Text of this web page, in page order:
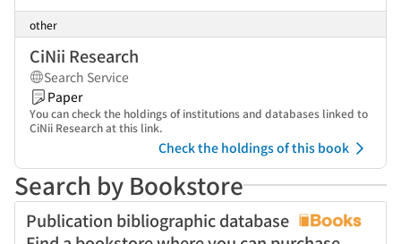
other
CiNii Research
Search Service
Paper
You can check the holdings of institutions and databases linked to
CiNii Research at this link.
Check the holdings of this book
Search by Bookstore
Publication bibliographic database